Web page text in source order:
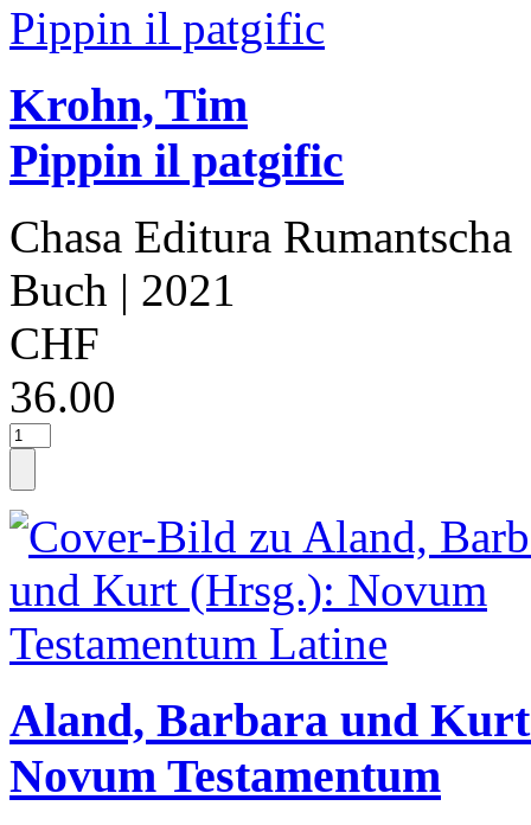
Krohn, Tim
Pippin il patgific
Chasa Editura Rumantscha
Buch | 2021
CHF
36.00
Aland, Barbara und
Novum Testamentum